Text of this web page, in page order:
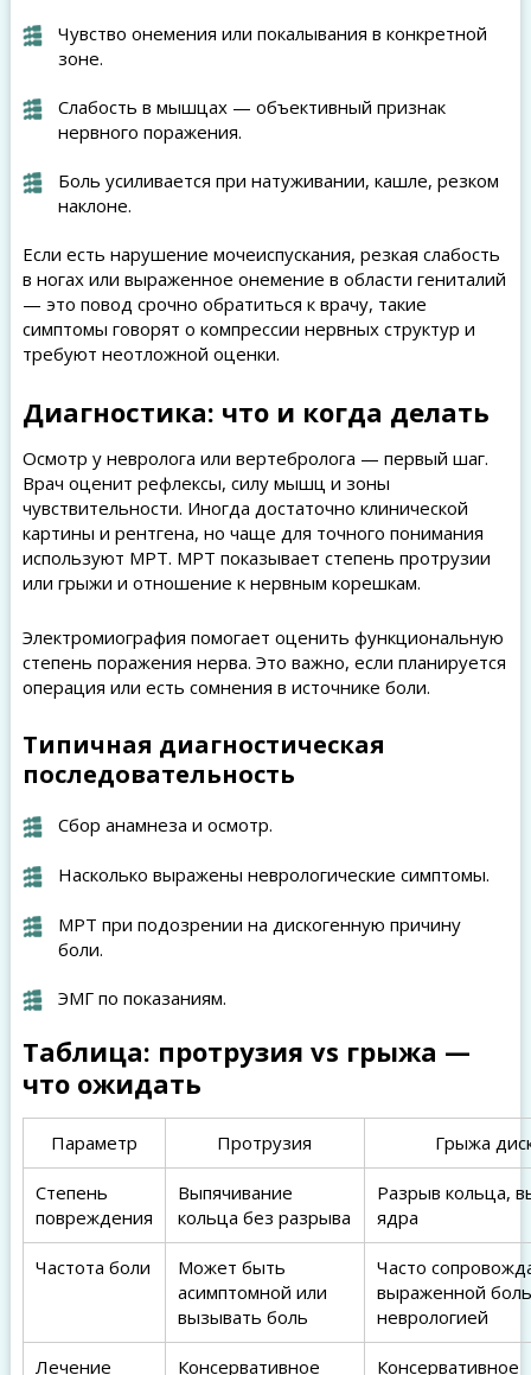
Чувство онемения или покалывания в конкретной
зоне.
Слабость в мышцах — объективный признак
нервного поражения.
Боль усиливается при натуживании, кашле, резком
наклоне.
Если есть нарушение мочеиспускания, резкая слабость
в ногах или выраженное онемение в области гениталий
— это повод срочно обратиться к врачу, такие
симптомы говорят о компрессии нервных структур и
требуют неотложной оценки.
Диагностика: что и когда делать
Осмотр у невролога или вертебролога — первый шаг.
Врач оценит рефлексы, силу мышц и зоны
чувствительности. Иногда достаточно клинической
картины и рентгена, но чаще для точного понимания
используют МРТ. МРТ показывает степень протрузии
или грыжи и отношение к нервным корешкам.
Электромиография помогает оценить функциональную
степень поражения нерва. Это важно, если планируется
операция или есть сомнения в источнике боли.
Типичная диагностическая
последовательность
Сбор анамнеза и осмотр.
Насколько выражены неврологические симптомы.
МРТ при подозрении на дискогенную причину
боли.
ЭМГ по показаниям.
Таблица: протрузия vs грыжа —
что ожидать
Параметр Протрузия Грыжа
Степень
повреждения
Выпячивание
кольца без разрыва
Разрыв кольца,
ядра
Частота боли
Может быть
асимптомной или
вызывать боль
Часто
выраженной
неврологией
Лечение Консервативное Консервативное